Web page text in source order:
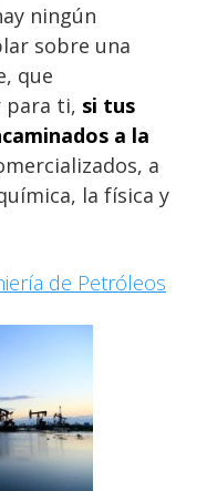
ningún
sobre una
que
para ti, si tus
a la
a
la física y
de Petróleos